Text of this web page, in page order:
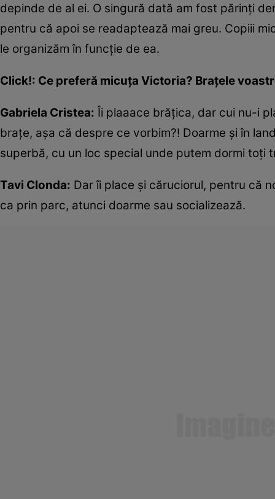
depinde de al ei. O singură dată am fost părinți
pentru că apoi se readaptează mai greu. Copiii
le organizăm în funcție de ea.
Click!: Ce preferă micuța Victoria? Brațele
Gabriela Cristea: Îi plaaace brățica, dar cui nu-i
brațe, așa că despre ce vorbim?! Doarme și în
superbă, cu un loc special unde putem dormi toți
Tavi Clonda: Dar îi place și căruciorul, pentru că
ca prin parc, atunci doarme sau socializează.